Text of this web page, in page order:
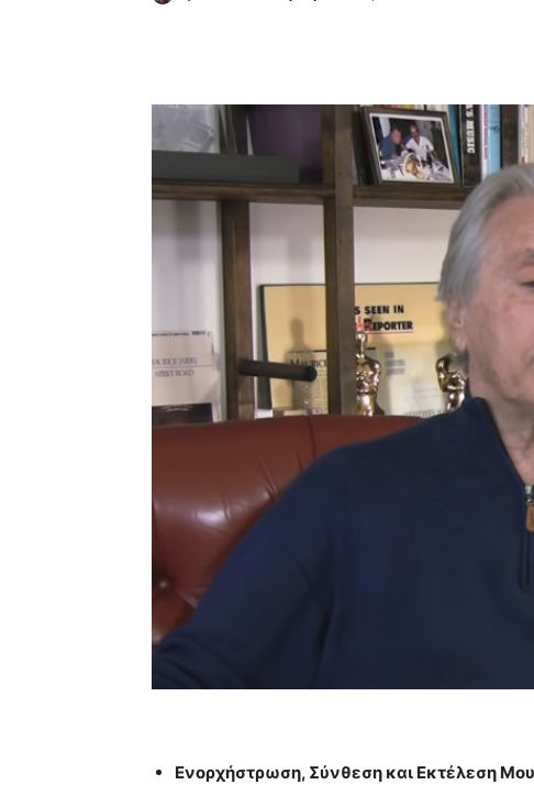
Eνορχήστρωση, Σύνθεση και Εκτέλεση